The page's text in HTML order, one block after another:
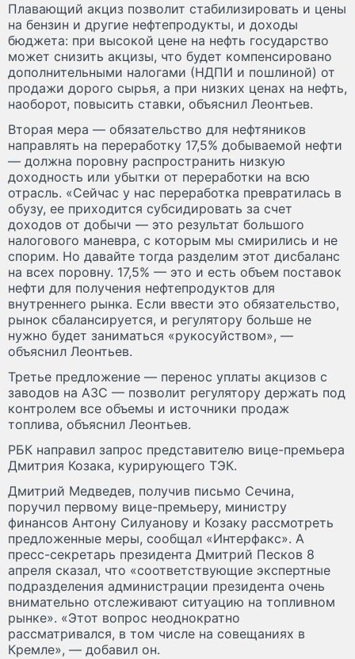
Плавающий акциз позволит стабилизировать и цены
на бензин и другие нефтепродукты, и доходы
бюджета: при высокой цене на нефть государство
может снизить акцизы, что будет компенсировано
дополнительными налогами (НДПИ и пошлиной) от
продажи дорого сырья, а при низких ценах на нефть,
наоборот, повысить ставки, объяснил Леонтьев.
Вторая мера — обязательство для нефтяников
направлять на переработку 17,5% добываемой нефти
— должна поровну распространить низкую
доходность или убытки от переработки на всю
отрасль. «Сейчас у нас переработка превратилась в
обузу, ее приходится субсидировать за счет
доходов от добычи — это результат большого
налогового маневра, с которым мы смирились и не
спорим. Но давайте тогда разделим этот дисбаланс
на всех поровну. 17,5% — это и есть объем поставок
нефти для получения нефтепродуктов для
внутреннего рынка. Если ввести это обязательство,
рынок сбалансируется, и регулятору больше не
нужно будет заниматься «рукосуйством», —
объяснил Леонтьев.
Третье предложение — перенос уплаты акцизов с
заводов на АЗС — позволит регулятору держать под
контролем все объемы и источники продаж
топлива, объяснил Леонтьев.
РБК направил запрос представителю вице-премьера
Дмитрия Козака, курирующего ТЭК.
Дмитрий Медведев, получив письмо Сечина,
поручил первому вице-премьеру, министру
финансов Антону Силуанову и Козаку рассмотреть
предложенные меры, сообщал «Интерфакс». А
пресс-секретарь президента Дмитрий Песков 8
апреля сказал, что «соответствующие экспертные
подразделения администрации президента очень
внимательно отслеживают ситуацию на топливном
рынке». «Этот вопрос неоднократно
рассматривался, в том числе на совещаниях в
Кремле», — добавил он.